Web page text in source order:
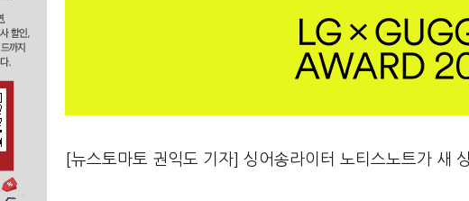
[뉴스토마토 권익도 기자] 싱어송라이터 노티스노트가 새 싱